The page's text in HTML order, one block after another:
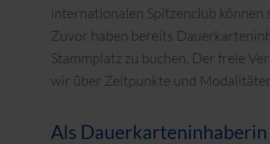
internationalen Spitzenclub können
Zuvor haben bereits
Stammplatz zu buchen. Der freie
wir über Zeitpunkte und
Als